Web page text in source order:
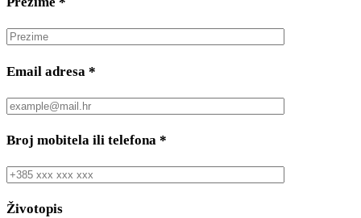
Email adresa *
Broj mobitela ili telefona *
Životopis